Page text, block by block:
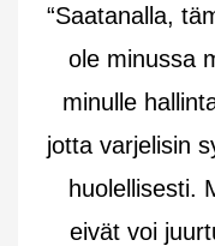
“Saatanalla,
ole minussa
minulle
jotta varjelisin
huolellisesti.
eivät voi